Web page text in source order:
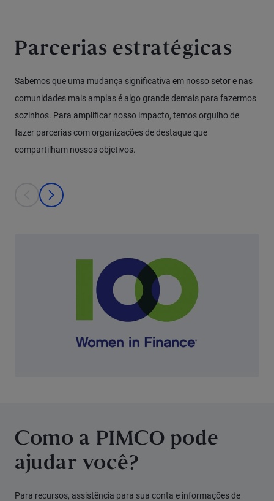
Parcerias estratégicas
Sabemos que uma mudança significativa em nosso setor e nas
comunidades mais amplas é algo grande demais para fazermos
sozinhos. Para amplificar nosso impacto, temos orgulho de
fazer parcerias com organizações de destaque que
compartilham nossos objetivos.
This is a carousel with individual cards. Use the previous and next
prev
next
Como a PIMCO pode
ajudar você?
Para recursos, assistência para sua conta e informações de